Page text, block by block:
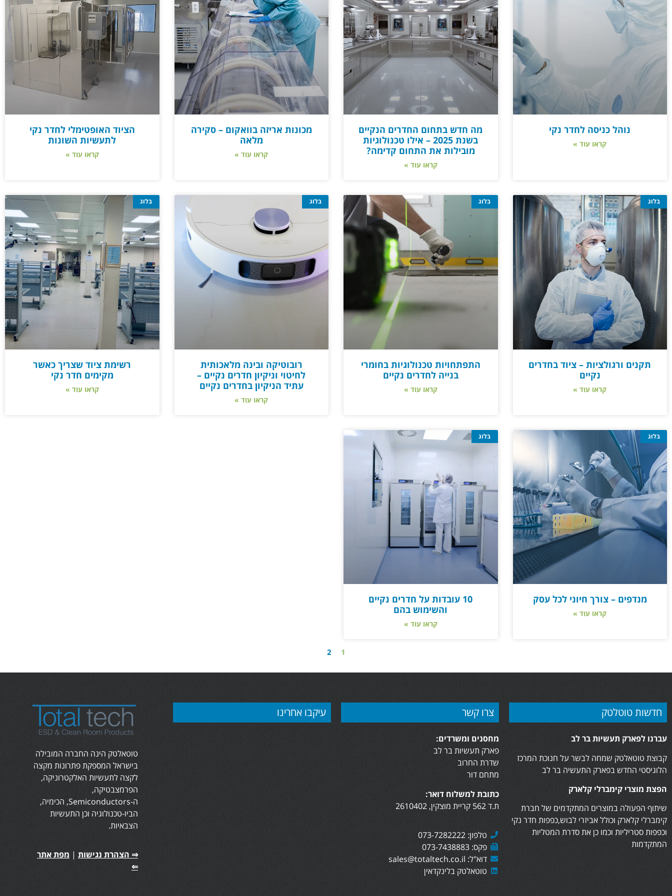
נוהל כניסה לחדר נקי
קראו עוד »
מה חדש בתחום החדרים הנקיים
בשנת 2025 – אילו טכנולוגיות
מובילות את התחום קדימה?
קראו עוד »
מכונות אריזה בוואקום – סקירה
מלאה
קראו עוד »
הציוד האופטימלי לחדר נקי
לתעשיות השונות
קראו עוד »
בלוג
תקנים ורגולציות – ציוד בחדרים
נקיים
קראו עוד »
בלוג
התפתחויות טכנולוגיות בחומרי
בנייה לחדרים נקיים
קראו עוד »
בלוג
רובוטיקה ובינה מלאכותית
לחיטוי וניקיון חדרים נקיים –
עתיד הניקיון בחדרים נקיים
קראו עוד »
בלוג
רשימת ציוד שצריך כאשר
מקימים חדר נקי
קראו עוד »
בלוג
מנדפים – צורך חיוני לכל עסק
קראו עוד »
בלוג
10 עובדות על חדרים נקיים
והשימוש בהם
קראו עוד »
1
2
חדשות טוטלטק
עברנו לפארק תעשיות בר לב
קבוצת טוטאלטק שמחה לבשר על חנוכת המרכז
הלוגיסטי החדש בפארק התעשיה בר לב
הפצת מוצרי קימברלי קלארק
שיתוף הפעולה במוצרים המתקדמים של חברת
קימברלי קלארק וכולל אביזרי לבוש,כפפות חדר נקי
וכפפות סטריליות וכמו כן את סדרת המטליות
המתקדמות
צרו קשר
מחסנים ומשרדים:
פארק תעשיות בר לב
שדרת החרוב
מתחם דור
כתובת למשלוח דואר:
ת.ד 562 קריית מוצקין, 2610402
טלפון: 073-7282222
פקס: 073-7438883
דוא"ל: sales@totaltech.co.il
טוטאלטק בלינקדאין
עיקבו אחרינו
טוטאלטק הינה החברה המובילה
בישראל המספקת פתרונות מקצה
לקצה לתעשיות האלקטרוניקה,
הפרמצבטיקה,
ה-Semiconductors, הכימיה,
הביו-טכנולוגיה וכן התעשיות
הצבאיות.
⇒ הצהרת נגישות | מפת אתר
⇐